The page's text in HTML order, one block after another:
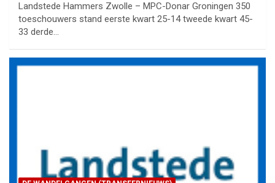
Landstede Hammers Zwolle – MPC-Donar Groningen 350
toeschouwers stand eerste kwart 25-14 tweede kwart 45-
33 derde…